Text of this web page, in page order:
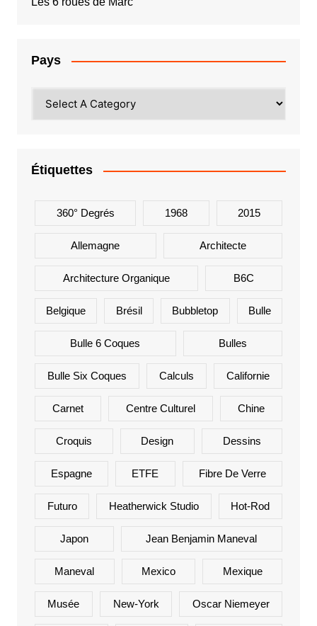
Pays
Étiquettes
360° Degrés 1968 2015
Allemagne Architecte
Architecture Organique B6C
Belgique Brésil Bubbletop Bulle
Bulle 6 Coques Bulles
Bulle Six Coques Calculs Californie
Carnet Centre Culturel Chine
Croquis Design Dessins
Espagne ETFE Fibre De Verre
Futuro Heatherwick Studio Hot-Rod
Japon Jean Benjamin Maneval
Maneval Mexico Mexique
Musée New-York Oscar Niemeyer